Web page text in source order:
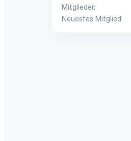
Mitglieder
Neuestes Mitglied